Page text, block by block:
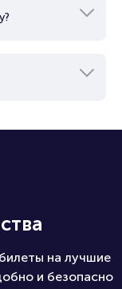
на лучшие
и безопасно